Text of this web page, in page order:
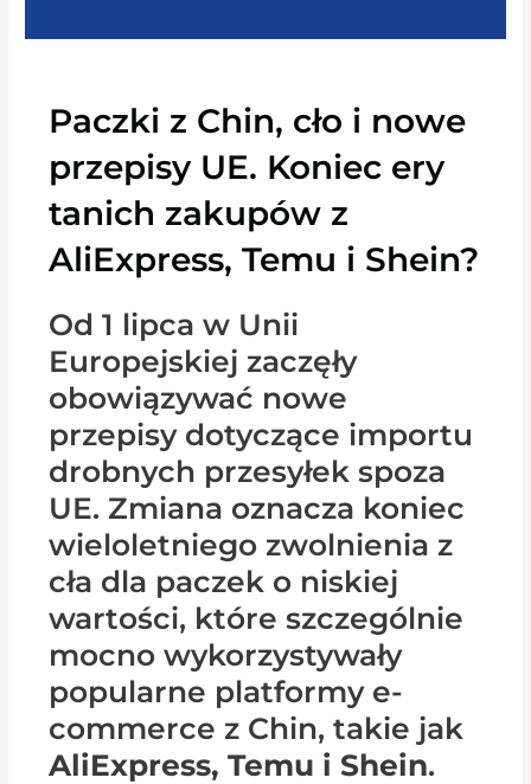
Paczki z Chin, cło i nowe
przepisy UE. Koniec ery
tanich zakupów z
AliExpress, Temu i Shein?
Od 1 lipca w Unii
Europejskiej zaczęły
obowiązywać nowe
przepisy dotyczące importu
drobnych przesyłek spoza
UE. Zmiana oznacza koniec
wieloletniego zwolnienia z
cła dla paczek o niskiej
wartości, które szczególnie
mocno wykorzystywały
popularne platformy e-
commerce z Chin, takie jak
AliExpress, Temu i Shein.